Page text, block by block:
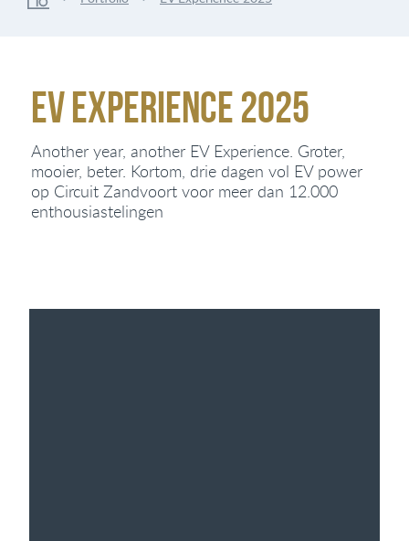
EV Experience 2025
Another year, another EV Experience. Groter,
mooier, beter. Kortom, drie dagen vol EV power
op Circuit Zandvoort voor meer dan 12.000
enthousiastelingen